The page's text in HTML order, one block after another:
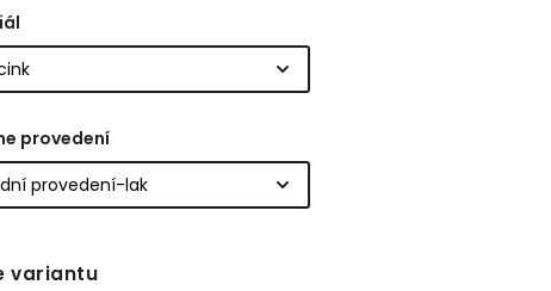
provedení
variantu